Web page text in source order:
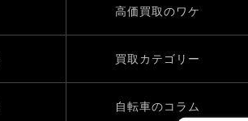
高価買取のワケ
買取カテゴリー
自転車のコラム